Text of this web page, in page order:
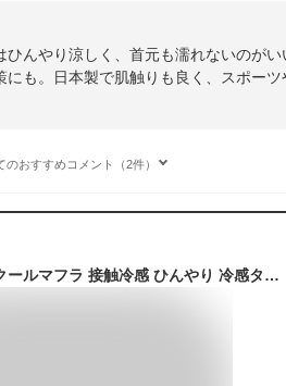
んやり涼しく、首元も濡れないのがい
も。日本製で肌触りも良く、スポーツ
のおすすめコメント（2件）
[KaoGao] マフラー クールマフラ 接触冷感 ひんやり 冷感タオル 濡らさない タオル ストール 日焼け対策 首 冷やす 清涼グッズ 酷暑対策 冷感スカーフ ネッククーラー 熱中症対策 マフラータオル 夏用-カラー4||冷感マフラー